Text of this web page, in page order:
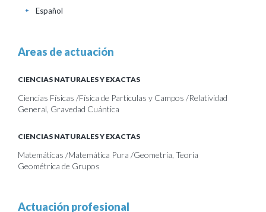
Español
+
Areas de actuación
CIENCIAS NATURALES Y EXACTAS
Ciencias Físicas /Física de Partículas y Campos /Relatividad
General, Gravedad Cuántica
CIENCIAS NATURALES Y EXACTAS
Matemáticas /Matemática Pura /Geometría, Teoría
Geométrica de Grupos
Actuación profesional